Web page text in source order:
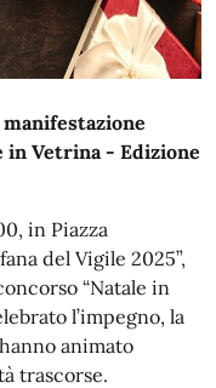
in Vetrina - Edizione
in Piazza
del Vigile 2025”,
“Natale in
l’impegno, la
animato
trascorse.